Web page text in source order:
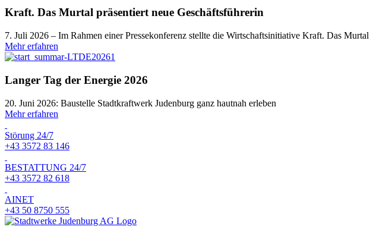
Kraft. Das Murtal präsentiert neue Geschäftsführerin
7. Juli 2026 – Im Rahmen einer Pressekonferenz stellte die Wirtschaftsinitiative Kraft. Das
Mehr erfahren
Langer Tag der Energie 2026
20. Juni 2026: Baustelle Stadtkraftwerk Judenburg ganz hautnah erleben
Mehr erfahren
Störung 24/7
+43 3572 83 146
BESTATTUNG 24/7
+43 3572 82 618
AINET
+43 50 8750 555